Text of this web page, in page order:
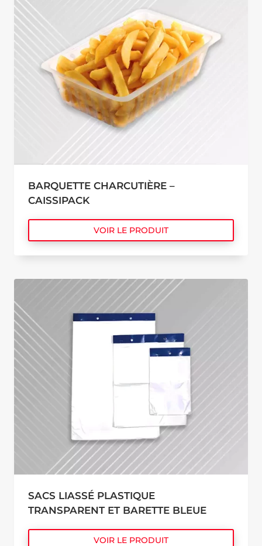
BARQUETTE CHARCUTIÈRE –
CAISSIPACK
VOIR LE PRODUIT
SACS LIASSÉ PLASTIQUE
TRANSPARENT ET BARETTE BLEUE
VOIR LE PRODUIT